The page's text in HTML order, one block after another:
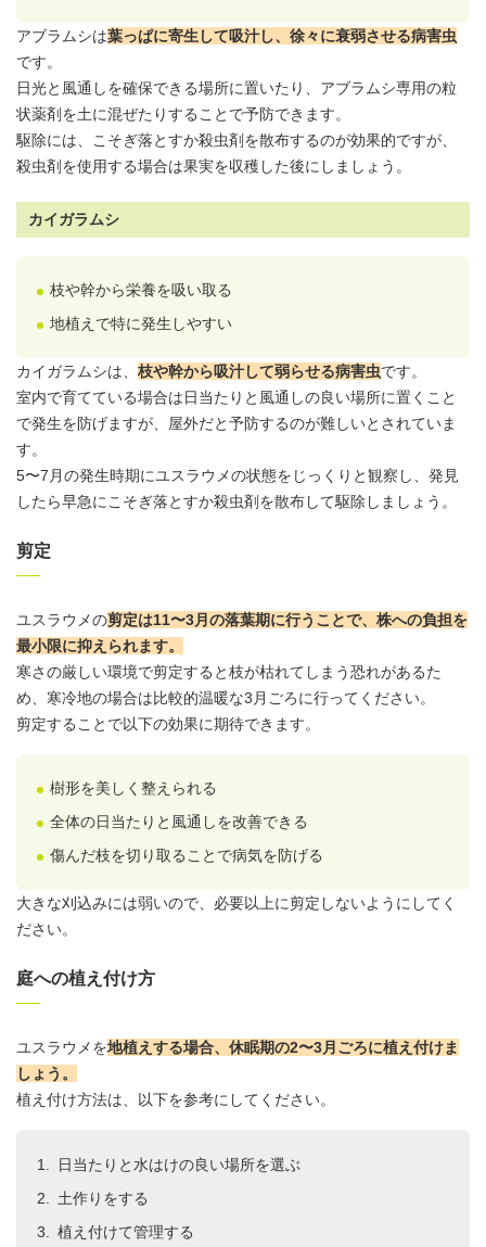
アブラムシは葉っぱに寄生して吸汁し、徐々に衰弱させる病害虫
です。
日光と風通しを確保できる場所に置いたり、アブラムシ専用の粒
状薬剤を土に混ぜたりすることで予防できます。
駆除には、こそぎ落とすか殺虫剤を散布するのが効果的ですが、
殺虫剤を使用する場合は果実を収穫した後にしましょう。
カイガラムシ
枝や幹から栄養を吸い取る
地植えで特に発生しやすい
カイガラムシは、 枝や幹から吸汁して弱らせる病害虫です。
室内で育てている場合は日当たりと風通しの良い場所に置くこと
で発生を防げますが、 屋外だと予防するのが難しいとされていま
す。
5〜7月の発生時期にユスラウメの状態をじっくりと観察し、発見
したら早急にこそぎ落とすか殺虫剤を散布して駆除しましょう。
剪定
ユスラウメの剪定は11〜3月の落葉期に行うことで、株への負担を
最小限に抑えられます。
寒さの厳しい環境で剪定すると枝が枯れてしまう恐れがあるた
め、寒冷地の場合は比較的温暖な3月ごろに行ってください。
剪定することで以下の効果に期待できます。
樹形を美しく整えられる
全体の日当たりと風通しを改善できる
傷んだ枝を切り取ることで病気を防げる
大きな刈込みには弱いので、必要以上に剪定しないようにしてく
ださい。
庭への植え付け方
ユスラウメを地植えする場合、休眠期の2〜3月ごろに植え付けま
しょう。
植え付け方法は、以下を参考にしてください。
日当たりと水はけの良い場所を選ぶ
土作りをする
植え付けて管理する